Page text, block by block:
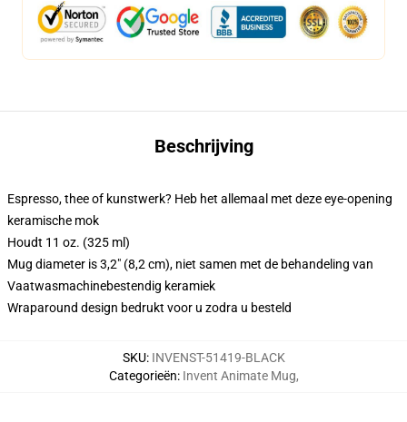
Beschrijving
Espresso, thee of kunstwerk? Heb het allemaal met deze eye-opening
keramische mok
Houdt 11 oz. (325 ml)
Mug diameter is 3,2" (8,2 cm), niet samen met de behandeling van
Vaatwasmachinebestendig keramiek
Wraparound design bedrukt voor u zodra u besteld
SKU: INVENST-51419-BLACK
Categorieën: Invent Animate Mug,